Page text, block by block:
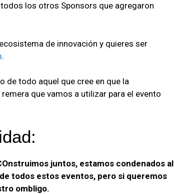
los otros Sponsors que agregaron
de innovación y quieres ser
.
de todo aquel que cree en que la
que vamos a utilizar para el evento
juntos, estamos condenados al
todos estos eventos, pero si queremos
ombligo.